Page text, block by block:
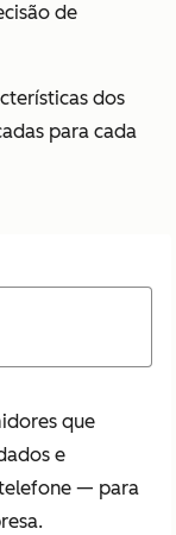
de
dos
para cada
que
e
— para